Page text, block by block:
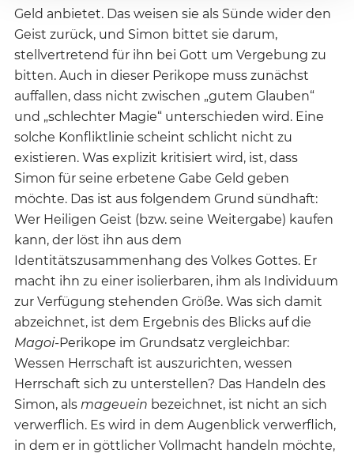
Geld anbietet. Das weisen sie als Sünde wider den
Geist zurück, und Simon bittet sie darum,
stellvertretend für ihn bei Gott um Vergebung zu
bitten. Auch in dieser Perikope muss zunächst
auffallen, dass nicht zwischen „gutem Glauben“
und „schlechter Magie“ unterschieden wird. Eine
solche Konfliktlinie scheint schlicht nicht zu
existieren. Was explizit kritisiert wird, ist, dass
Simon für seine erbetene Gabe Geld geben
möchte. Das ist aus folgendem Grund sündhaft:
Wer Heiligen Geist (bzw. seine Weitergabe) kaufen
kann, der löst ihn aus dem
Identitätszusammenhang des Volkes Gottes. Er
macht ihn zu einer isolierbaren, ihm als Individuum
zur Verfügung stehenden Größe. Was sich damit
abzeichnet, ist dem Ergebnis des Blicks auf die
Magoi-Perikope im Grundsatz vergleichbar:
Wessen Herrschaft ist auszurichten, wessen
Herrschaft sich zu unterstellen? Das Handeln des
Simon, als mageuein bezeichnet, ist nicht an sich
verwerflich. Es wird in dem Augenblick verwerflich,
in dem er in göttlicher Vollmacht handeln möchte,